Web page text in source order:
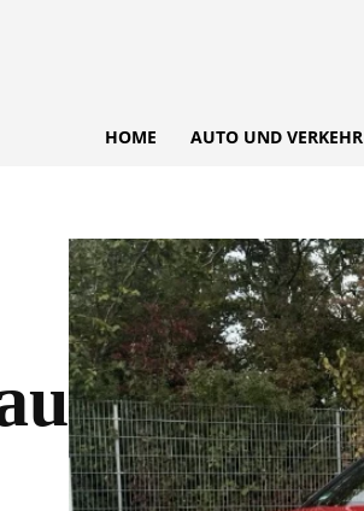
HOME AUTO UND VERKEHR